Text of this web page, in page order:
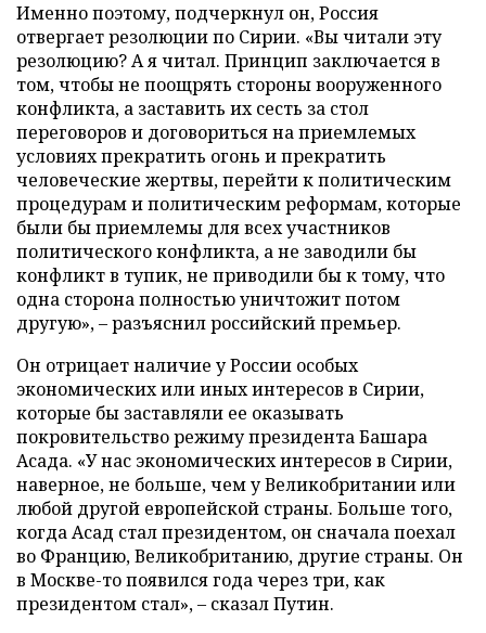
Именно поэтому, подчеркнул он, Россия
отвергает резолюции по Сирии. «Вы читали эту
резолюцию? А я читал. Принцип заключается в
том, чтобы не поощрять стороны вооруженного
конфликта, а заставить их сесть за стол
переговоров и договориться на приемлемых
условиях прекратить огонь и прекратить
человеческие жертвы, перейти к политическим
процедурам и политическим реформам, которые
были бы приемлемы для всех участников
политического конфликта, а не заводили бы
конфликт в тупик, не приводили бы к тому, что
одна сторона полностью уничтожит потом
другую», – разъяснил российский премьер.
Он отрицает наличие у России особых
экономических или иных интересов в Сирии,
которые бы заставляли ее оказывать
покровительство режиму президента Башара
Асада. «У нас экономических интересов в Сирии,
наверное, не больше, чем у Великобритании или
любой другой европейской страны. Больше того,
когда Асад стал президентом, он сначала поехал
во Францию, Великобританию, другие страны. Он
в Москве-то появился года через три, как
президентом стал», – сказал Путин.